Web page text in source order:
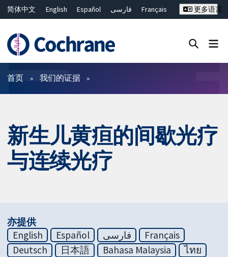
简体中文 English Español فارسی
Français
ไทย
繁體中文
更多语言
过滤
首页 我们的证据
新生儿黄疸的间歇光疗
与连续光疗
亦提供
English
Español فارسی
Français
Deutsch
日本語 Bahasa Malaysia
ไทย